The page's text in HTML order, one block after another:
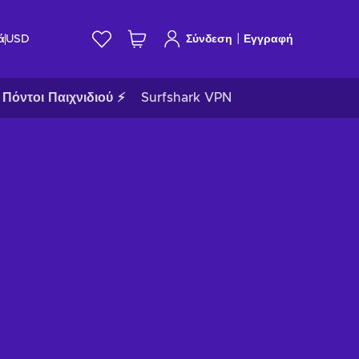
USD Σύνδεση Εγγραφή
Πόντοι Παιχνιδιού ⚡ Surfshark VPN